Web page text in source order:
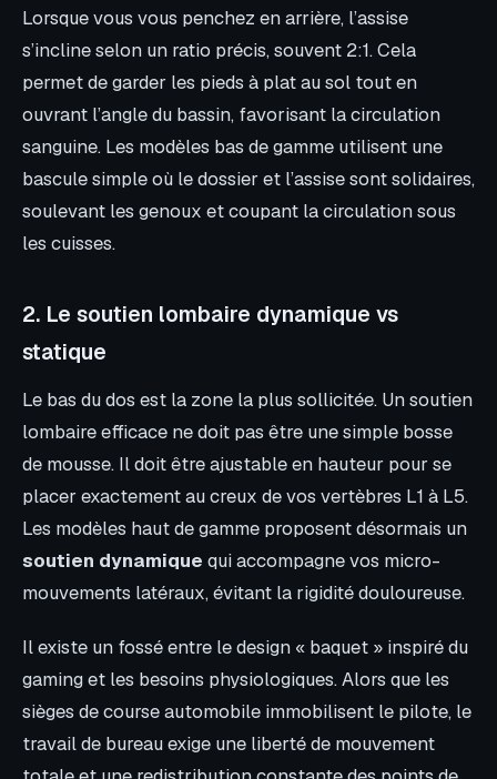
Lorsque vous vous penchez en arrière, l’assise
s’incline selon un ratio précis, souvent 2:1. Cela
permet de garder les pieds à plat au sol tout en
ouvrant l’angle du bassin, favorisant la circulation
sanguine. Les modèles bas de gamme utilisent une
bascule simple où le dossier et l’assise sont solidaires,
soulevant les genoux et coupant la circulation sous
les cuisses.
2. Le soutien lombaire dynamique vs
statique
Le bas du dos est la zone la plus sollicitée. Un soutien
lombaire efficace ne doit pas être une simple bosse
de mousse. Il doit être ajustable en hauteur pour se
placer exactement au creux de vos vertèbres L1 à L5.
Les modèles haut de gamme proposent désormais un
soutien dynamique qui accompagne vos micro-
mouvements latéraux, évitant la rigidité douloureuse.
Il existe un fossé entre le design « baquet » inspiré du
gaming et les besoins physiologiques. Alors que les
sièges de course automobile immobilisent le pilote, le
travail de bureau exige une liberté de mouvement